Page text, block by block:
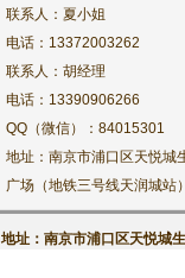
联系人：夏小姐
电话：13372003262
联系人：胡经理
电话：13390906266
QQ（微信）：84015301
地址：南京市浦口区天悦城
广场（地铁三号线天润城站）
地址：南京市浦口区天悦城